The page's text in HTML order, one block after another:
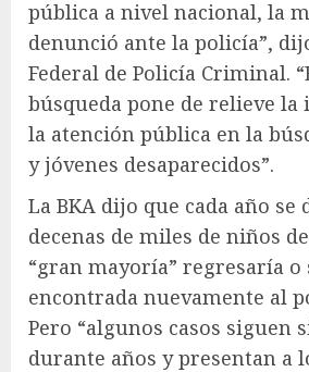
pública a nivel nacional, la
denunció ante la policía”,
Federal de Policía Criminal.
búsqueda pone de relieve la
la atención pública en la
y jóvenes desaparecidos”.
La BKA dijo que cada año se
decenas de miles de niños
“gran mayoría” regresaría o
encontrada nuevamente al
Pero “algunos casos siguen
durante años y presentan a